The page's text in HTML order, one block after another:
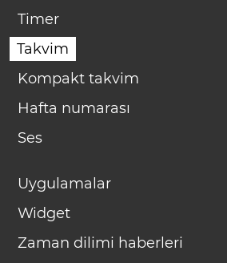
Timer
Takvim
Kompakt takvim
Hafta numarası
Ses
Uygulamalar
Widget
Zaman dilimi haberleri